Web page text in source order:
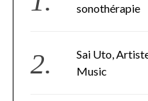
sonothérapie
Sai Uto,
Music